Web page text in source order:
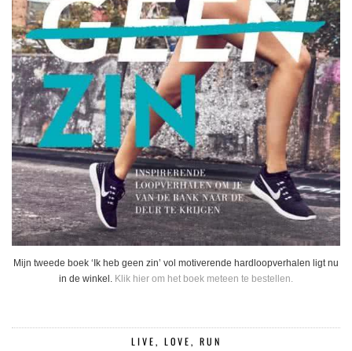
Mijn tweede boek ‘Ik heb geen zin’ vol motiverende hardloopverhalen ligt nu
in de winkel. Klik hier om het boek meteen te bestellen.
LIVE, LOVE, RUN